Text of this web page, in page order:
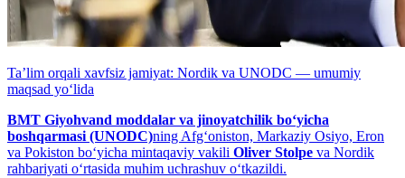
Taʼlim orqali xavfsiz jamiyat: Nordik va UNODC — umumiy
maqsad yo‘lida
BMT Giyohvand moddalar va jinoyatchilik bo‘yicha
boshqarmasi (UNODC)ning Afg‘oniston, Markaziy Osiyo, Eron
va Pokiston bo‘yicha mintaqaviy vakili Oliver Stolpe va Nordik
rahbariyati o‘rtasida muhim uchrashuv o‘tkazildi.